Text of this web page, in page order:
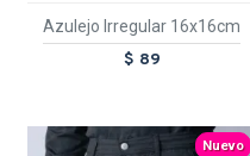
Azulejo Irregular 16x16cm
$ 89
Nuevo